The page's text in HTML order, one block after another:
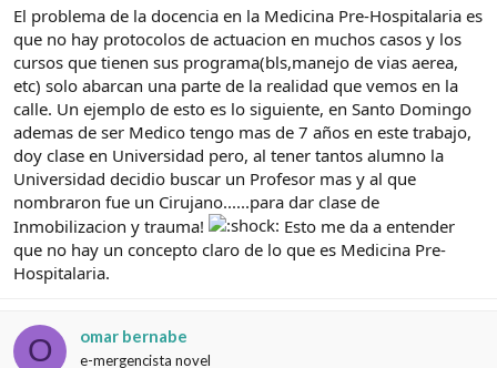
El problema de la docencia en la Medicina Pre-Hospitalaria es
que no hay protocolos de actuacion en muchos casos y los
cursos que tienen sus programa(bls,manejo de vias aerea,
etc) solo abarcan una parte de la realidad que vemos en la
calle. Un ejemplo de esto es lo siguiente, en Santo Domingo
ademas de ser Medico tengo mas de 7 años en este trabajo,
doy clase en Universidad pero, al tener tantos alumno la
Universidad decidio buscar un Profesor mas y al que
nombraron fue un Cirujano......para dar clase de
Inmobilizacion y trauma!
Esto me da a entender
que no hay un concepto claro de lo que es Medicina Pre-
Hospitalaria.
O omar bernabe
e-mergencista novel